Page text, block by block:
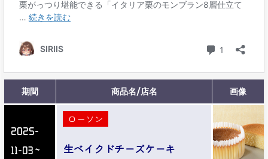
期間 商品名/店名 画像
2025-
11-03～
生ベイクドチーズケーキ
ローソン